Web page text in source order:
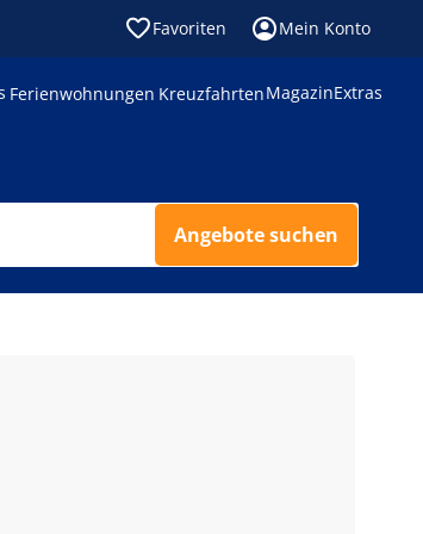
Favoriten Mein Konto
Ferienwohnungen KreuzfahrtenMagazinExtras
Angebote suchen